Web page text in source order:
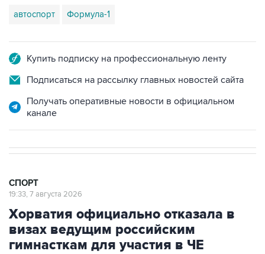
автоспорт Формула-1
Купить подписку на профессиональную ленту
Подписаться на рассылку главных новостей сайта
Получать оперативные новости в официальном
канале
СПОРТ
19:33, 7 августа 2026
Хорватия официально отказала в
визах ведущим российским
гимнасткам для участия в ЧЕ